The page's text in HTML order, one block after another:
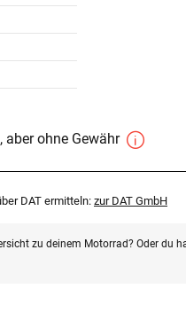
ohne Gewähr
DAT ermitteln: zur DAT GmbH
zu deinem Motorrad? Oder du